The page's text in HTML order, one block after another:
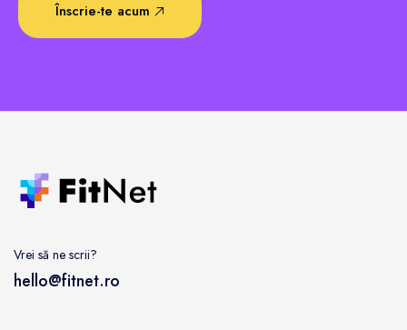
Înscrie-te acum
Vrei să ne scrii?
hello@fitnet.ro